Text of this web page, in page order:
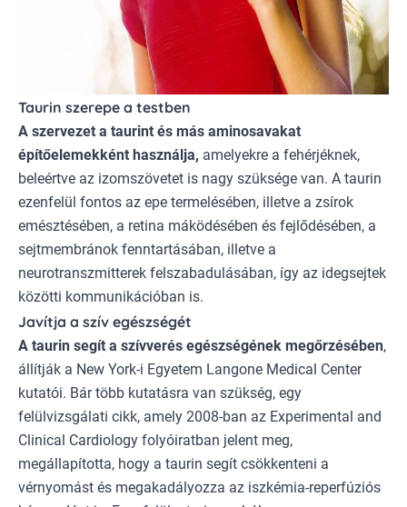
Taurin szerepe a testben
A szervezet a taurint és más aminosavakat
építőelemekként használja, amelyekre a fehérjéknek,
beleértve az izomszövetet is nagy szüksége van. A taurin
ezenfelül fontos az epe termelésében, illetve a zsírok
emésztésében, a retina máködésében és fejlődésében, a
sejtmembránok fenntartásában, illetve a
neurotranszmitterek felszabadulásában, így az idegsejtek
közötti kommunikációban is.
Javítja a szív egészségét
A taurin segít a szívverés egészségének megőrzésében,
állítják a New York-i Egyetem Langone Medical Center
kutatói. Bár több kutatásra van szükség, egy
felülvizsgálati cikk, amely 2008-ban az Experimental and
Clinical Cardiology folyóiratban jelent meg,
megállapította, hogy a taurin segít csökkenteni a
vérnyomást és megakadályozza az iszkémia-reperfúziós